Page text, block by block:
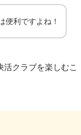
便利ですよね！
クラブを楽しむこ